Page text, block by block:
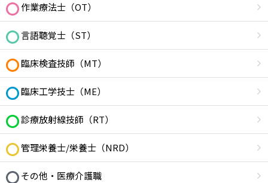
作業療法士（OT）
言語聴覚士（ST）
臨床検査技師（MT）
臨床工学技士（ME）
診療放射線技師（RT）
管理栄養士/栄養士（NRD）
その他・医療介護職